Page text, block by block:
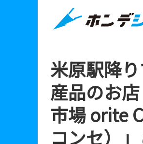
米原駅降
産品のお
市場 orite
コンセ）